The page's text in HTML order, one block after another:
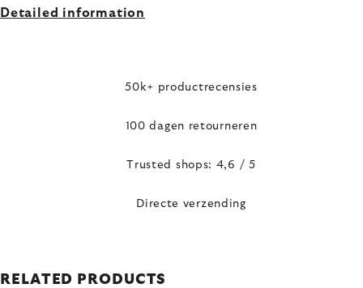
Detailed information
50k+ productrecensies
100 dagen retourneren
Trusted shops: 4,6 / 5
Directe verzending
RELATED PRODUCTS